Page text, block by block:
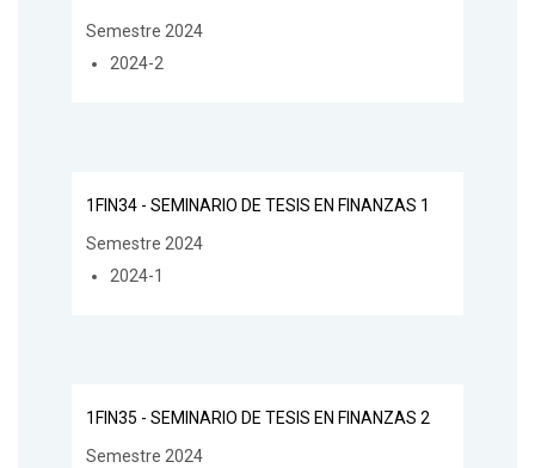
Semestre 2024
2024-2
1FIN34 - SEMINARIO DE TESIS EN FINANZAS 1
Semestre 2024
2024-1
1FIN35 - SEMINARIO DE TESIS EN FINANZAS 2
Semestre 2024